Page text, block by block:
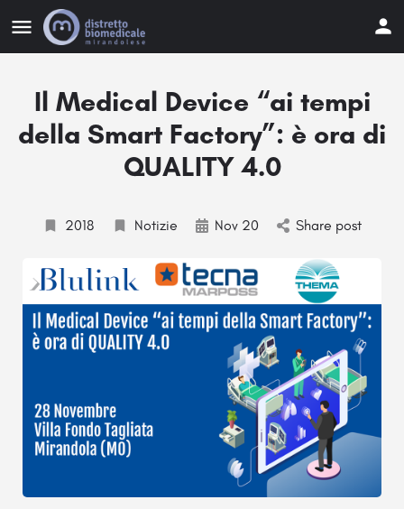
Il Medical Device “ai tempi
della Smart Factory”: è ora di
QUALITY 4.0
2018 Notizie Nov 20 Share post